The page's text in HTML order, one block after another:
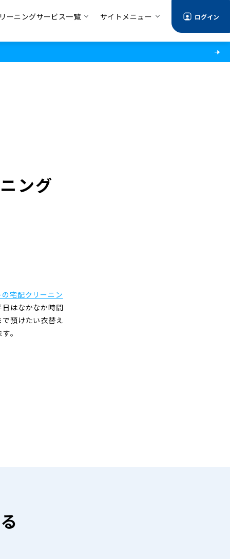
ーニングサービス一覧 サイトメニュー ログイン
ング
宅配クリーニン
はなかなか時間
預けたい衣替え
。